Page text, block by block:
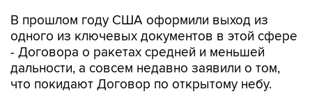
- Договора о ракетах средней и меньшей
дальности, а совсем недавно заявили о том,
что покидают Договор по открытому небу.
США Россия Китай Майк Помпео